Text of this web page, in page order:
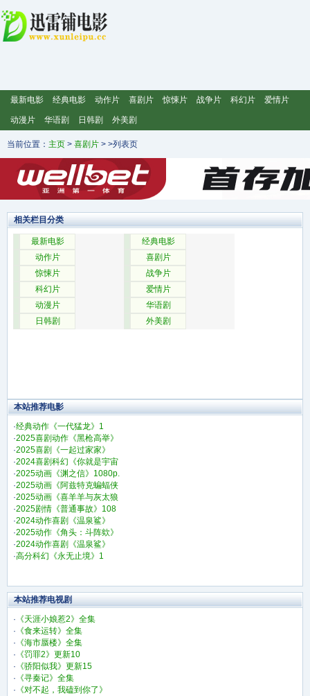
最新电影 经典电影 动作片 喜剧片 惊悚片 战争片 科幻片 爱情片
动漫片 华语剧 日韩剧 外美剧
当前位置： 主页 > 喜剧片 > >列表页
相关栏目分类
最新电影
经典电影
动作片
喜剧片
惊悚片
战争片
科幻片
爱情片
动漫片
华语剧
日韩剧
外美剧
本站推荐电影
·经典动作《一代猛龙》1
·2025喜剧动作《黑枪高举》
·2025喜剧《一起过家家》
·2024喜剧科幻《你就是宇宙
·2025动画《渊之信》1080p.
·2025动画《阿兹特克蝙蝠侠
·2025动画《喜羊羊与灰太狼
·2025剧情《普通事故》108
·2024动作喜剧《温泉鲨》
·2025动作《角头：斗阵欸》
·2024动作喜剧《温泉鲨》
·高分科幻《永无止境》1
本站推荐电视剧
· 《天涯小娘惹2》全集
· 《食来运转》全集
· 《海市蜃楼》全集
· 《罚罪2》更新10
· 《骄阳似我》更新15
· 《寻秦记》全集
· 《对不起，我磕到你了》